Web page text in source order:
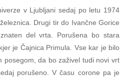
v Ljubljani sedaj po letu 1974
Drugi tir do Ivančne Gorice
del vrta. Porušena bo stara
je Čajnica Primula. Vse kar je bilo
posegom, da bo zaživel tudi novi vrt
porušeno. V času corone pa je